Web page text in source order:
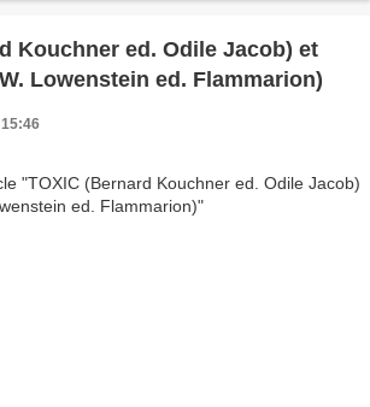
Kouchner ed. Odile Jacob) et
Lowenstein ed. Flammarion)